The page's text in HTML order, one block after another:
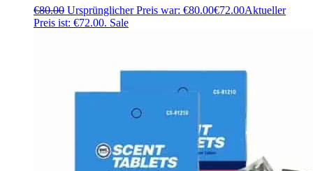
€80.00 Ursprünglicher Preis war: €80.00€72.00Aktueller
Preis ist: €72.00. Sale